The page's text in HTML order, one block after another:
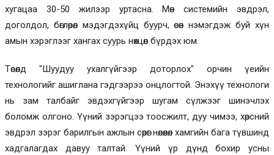
хугацаа 30-50 жилээр уртасна. Мөн системийн эвдрэл,
доголдол, бөглөрөл мэдэгдэхүйц буурч, өсөн нэмэгдэж буй хүн
амын хэрэглээг хангах суурь нөхцөл бүрдэх юм.
Төсөлд "Шуудуу ухалгүйгээр доторлох" орчин үеийн
технологийг ашиглана гэдгээрээ онцлогтой. Энэхүү технологи
нь зам талбайг эвдэхгүйгээр шугам сүлжээг шинэчлэх
боломж олгоно. Үүний зэрэгцээ тоосжилт, дуу чимээ, хөрсний
эвдрэл зэрэг барилгын ажлын сөрөг нөлөөлөл хамгийн бага түвшинд
хадгалагдах давуу талтай. Үүний үр дүнд бохир усны